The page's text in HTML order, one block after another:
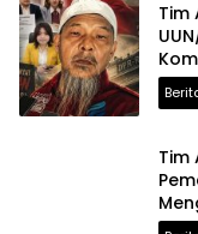
Tim
Tim
Fuk